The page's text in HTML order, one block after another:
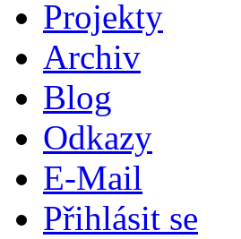
Projekty
Archiv
Blog
Odkazy
E-Mail
Přihlásit se